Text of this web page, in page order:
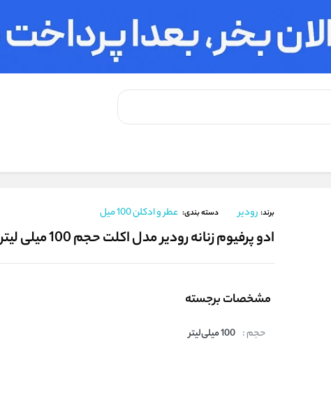
برند: رودیر دسته بندی: عطر و ادکلن 100 میل
ادو پرفیوم زنانه رودیر مدل اکلت حجم 100 میلی لیتر
مشخصات برجسته
حجم : 100 میلی‌لیتر